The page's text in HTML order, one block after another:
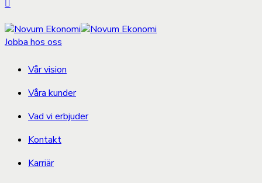
Jobba hos oss
Vår vision
Våra kunder
Vad vi erbjuder
Kontakt
Karriär